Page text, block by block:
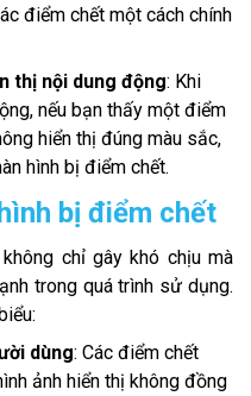
điểm chết một cách chính
thị nội dung động: Khi
nếu bạn thấy một điểm
hiển thị đúng màu sắc,
hình bị điểm chết.
bị điểm chết
chỉ gây khó chịu mà
trong quá trình sử dụng.
dùng: Các điểm chết
ảnh hiển thị không đồng